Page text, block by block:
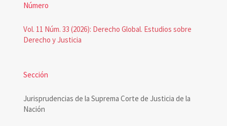
Número
Vol. 11 Núm. 33 (2026): Derecho Global. Estudios sobre
Derecho y Justicia
Sección
Jurisprudencias de la Suprema Corte de Justicia de la
Nación